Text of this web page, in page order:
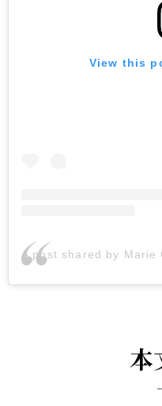
View this
A post shared by Marie
本